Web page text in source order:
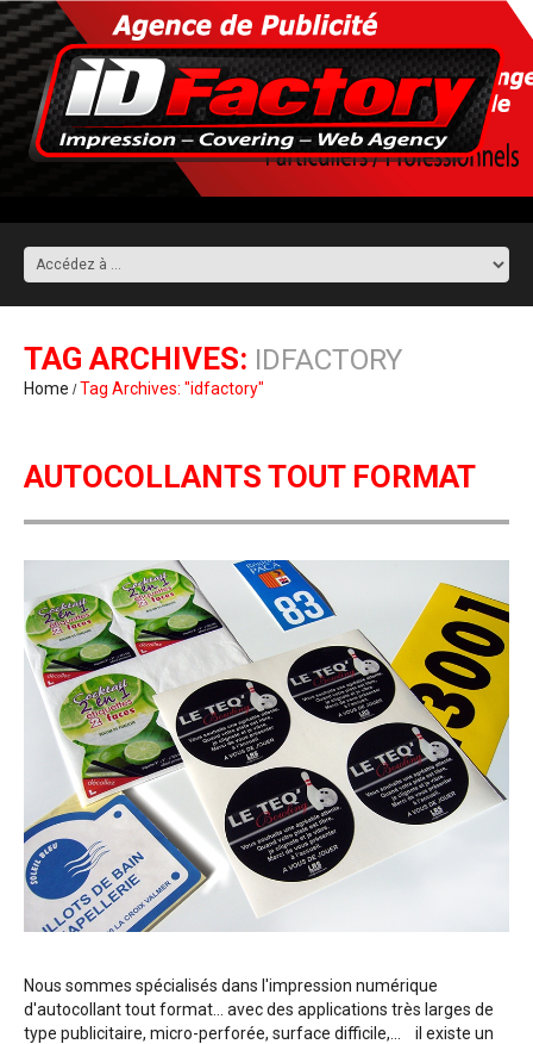
TAG ARCHIVES: IDFACTORY
Home Tag Archives: "idfactory"
AUTOCOLLANTS TOUT FORMAT
Nous sommes spécialisés dans l'impression numérique
d'autocollant tout format... avec des applications très larges de
type publicitaire, micro-perforée, surface difficile,... il existe un